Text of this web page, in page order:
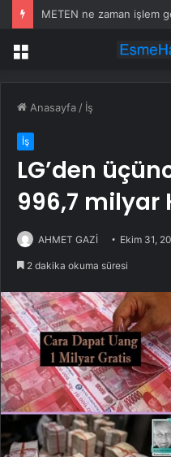
Menü
Anasayfa / İş
İş
LG’den
996,7 milyar
AHMET GAZİ Ekim 31,
2 dakika okuma süresi